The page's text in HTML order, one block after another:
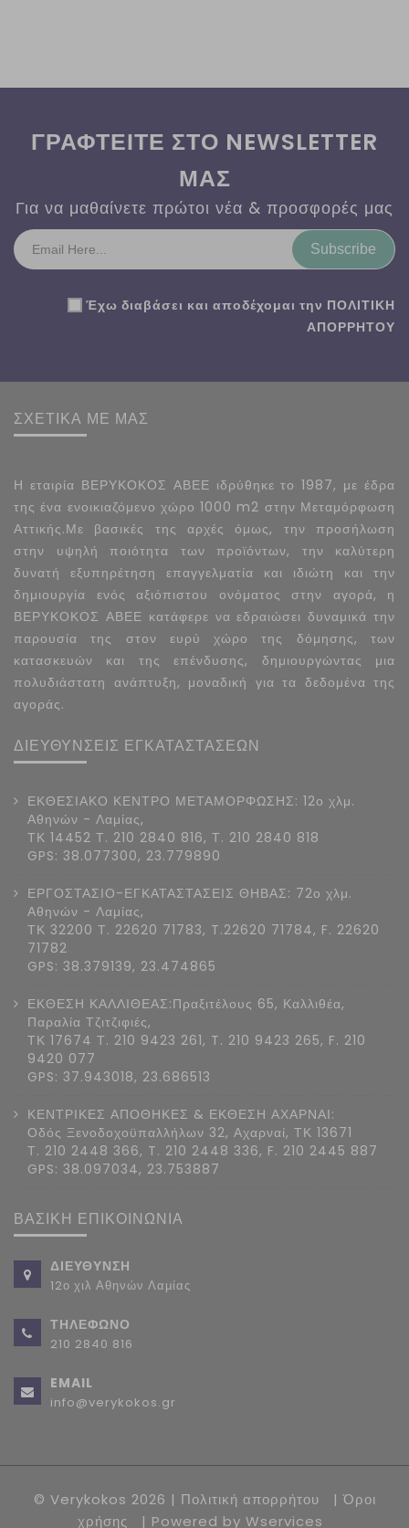
ΓΡΑΦΤΕΙΤΕ ΣΤΟ NEWSLETTER
ΜΑΣ
Για να μαθαίνετε πρώτοι νέα & προσφορές μας
Subscribe
Έχω διαβάσει και αποδέχομαι την ΠΟΛΙΤΙΚΗ
ΑΠΟΡΡΗΤΟΥ
ΣΧΕΤΙΚΑ ΜΕ ΜΑΣ
Η εταιρία ΒΕΡΥΚΟΚΟΣ ΑΒΕΕ ιδρύθηκε το 1987, με έδρα
της ένα ενοικιαζόμενο χώρο 1000 m2 στην Μεταμόρφωση
Αττικής.Με βασικές της αρχές όμως, την προσήλωση
στην υψηλή ποιότητα των προϊόντων, την καλύτερη
δυνατή εξυπηρέτηση επαγγελματία και ιδιώτη και την
δημιουργία ενός αξιόπιστου ονόματος στην αγορά, η
ΒΕΡΥΚΟΚΟΣ ΑΒΕΕ κατάφερε να εδραιώσει δυναμικά την
παρουσία της στον ευρύ χώρο της δόμησης, των
κατασκευών και της επένδυσης, δημιουργώντας μια
πολυδιάστατη ανάπτυξη, μοναδική για τα δεδομένα της
αγοράς.
ΔΙΕΥΘΥΝΣΕΙΣ ΕΓΚΑΤΑΣΤΑΣΕΩΝ
ΕΚΘΕΣΙΑΚΟ ΚΕΝΤΡΟ ΜΕΤΑΜΟΡΦΩΣΗΣ: 12ο χλμ.
Αθηνών - Λαμίας,
ΤΚ 14452 Τ. 210 2840 816, Τ. 210 2840 818
GPS: 38.077300, 23.779890
ΕΡΓΟΣΤΑΣΙΟ-ΕΓΚΑΤΑΣΤΑΣΕΙΣ ΘΗΒΑΣ: 72ο χλμ.
Αθηνών - Λαμίας,
ΤΚ 32200 Τ. 22620 71783, T.22620 71784, F. 22620
71782
GPS: 38.379139, 23.474865
ΕΚΘΕΣΗ ΚΑΛΛΙΘΕΑΣ:Πραξιτέλους 65, Καλλιθέα,
Παραλία Τζιτζιφιές,
ΤΚ 17674 Τ. 210 9423 261, T. 210 9423 265, F. 210
9420 077
GPS: 37.943018, 23.686513
ΚΕΝΤΡΙΚΕΣ ΑΠΟΘΗΚΕΣ & ΕΚΘΕΣΗ ΑΧΑΡΝΑΙ:
Οδός Ξενοδοχοϋπαλλήλων 32, Αχαρναί, ΤΚ 13671
Τ. 210 2448 366, T. 210 2448 336, F. 210 2445 887
GPS: 38.097034, 23.753887
ΒΑΣΙΚΗ ΕΠΙΚΟΙΝΩΝΙΑ
ΔΙΕΥΘΥΝΣΗ
12ο χιλ Αθηνών Λαμίας
ΤΗΛΕΦΩΝΟ
210 2840 816
EMAIL
info@verykokos.gr
© Verykokos 2026 | Πολιτική απορρήτου |Όροι
χρήσης
| Powered by Wservices